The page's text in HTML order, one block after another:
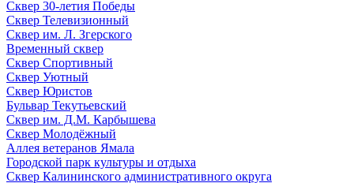
Сквер 30-летия Победы
Сквер Телевизионный
Сквер им. Л. Згерского
Временный сквер
Сквер Спортивный
Сквер Уютный
Сквер Юристов
Бульвар Текутьевский
Сквер им. Д.М. Карбышева
Сквер Молодёжный
Аллея ветеранов Ямала
Городской парк культуры и отдыха
Сквер Калининского административного округа